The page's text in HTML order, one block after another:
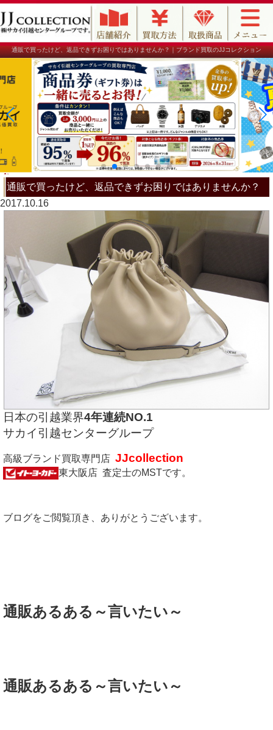
通販で買ったけど、返品できずお困りではありませんか？｜ブランド買取のJJコレクション
通販で買ったけど、返品できずお困りではありませんか？
2017.10.16
日本の引越業界4年連続NO.1
サカイ引越センターグループ
高級ブランド買取専門店 JJcollection
東大阪店 査定士のMSTです。
ブログをご閲覧頂き、ありがとうございます。
通販あるある～言いたい～
通販あるある～言いたい～